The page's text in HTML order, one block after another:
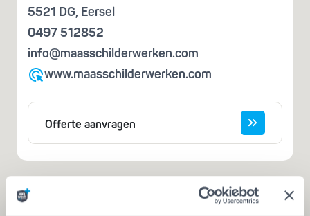
5521 DG, Eersel
0497 512852
info@maasschilderwerken.com
www.maasschilderwerken.com
Offerte aanvragen
Iemand die zegt dat hij het kan, is nog